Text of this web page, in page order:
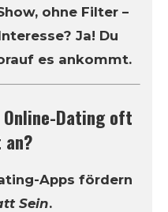
ohne Filter –
Ja! Du
es ankommt.
Dating oft
Apps fördern
Sein.